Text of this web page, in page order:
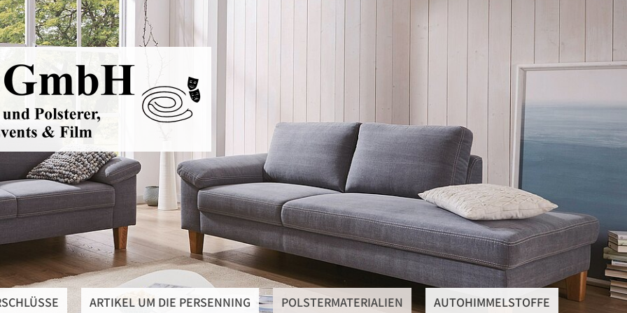
ARTIKEL UM DIE PERSENNING POLSTERMATERIALIEN AUTOHIMMELSTOFFE
Planen- & Persenningstoffe
Reißverschlüsse
Artikel um die Persenning
Polstermaterialien
Autohimmelstoffe
Schwerentflammbare Materialien